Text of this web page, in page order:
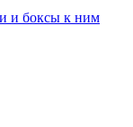
и боксы к ним